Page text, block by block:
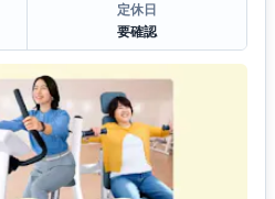
定休日
要確認